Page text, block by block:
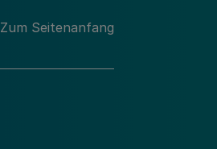
Zum Seitenanfang